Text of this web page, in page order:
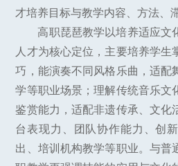
才培养目标与教学内容、方法、
高职琵琶教学以培养适应文
人才为核心定位，主要培养学生
巧，能演奏不同风格乐曲，适配
学等职业场景；理解传统音乐文
鉴赏能力，适配非遗传承、文化
台表现力、团队协作能力、创
出、培训机构教学等职业。与普